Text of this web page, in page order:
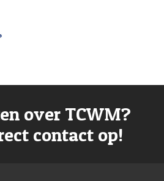
over TCWM?
contact op!